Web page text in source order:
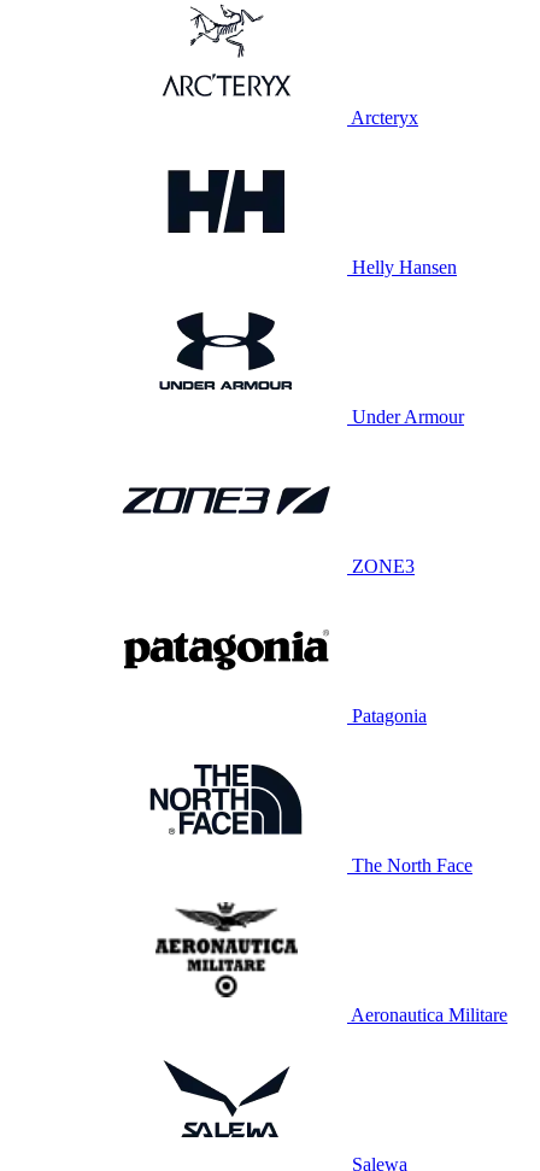
Arcteryx
Helly Hansen
Under Armour
ZONE3
Patagonia
The North Face
Aeronautica Militare
Salewa